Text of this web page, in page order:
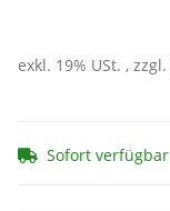
exkl. 19% USt. , zzgl.
Sofort verfügbar